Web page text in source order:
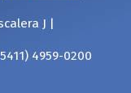
J |
4959-0200